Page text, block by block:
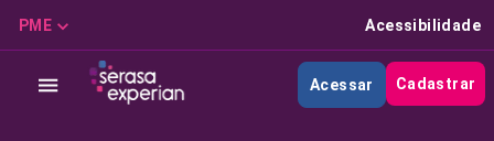
PME Acessibilidade
Acessar Cadastrar